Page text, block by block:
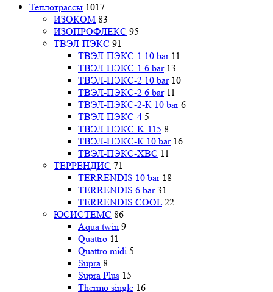
Теплотрассы 1017
ИЗОКОМ 83
ИЗОПРОФЛЕКС 95
ТВЭЛ-ПЭКС 91
ТВЭЛ-ПЭКС-1 10 bar 11
ТВЭЛ-ПЭКС-1 6 bar 13
ТВЭЛ-ПЭКС-2 10 bar 10
ТВЭЛ-ПЭКС-2 6 bar 11
ТВЭЛ-ПЭКС-2-К 10 bar 6
ТВЭЛ-ПЭКС-4 5
ТВЭЛ-ПЭКС-K-115 8
ТВЭЛ-ПЭКС-К 10 bar 16
ТВЭЛ-ПЭКС-ХВС 11
ТЕРРЕНДИС 71
TERRENDIS 10 bar 18
TERRENDIS 6 bar 31
TERRENDIS COOL 22
ЮСИСТЕМС 86
Aqua twin 9
Quattro 11
Quattro midi 5
Supra 8
Supra Plus 15
Thermo single 16